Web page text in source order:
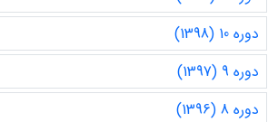
دوره 10 (1398)
دوره 9 (1397)
دوره 8 (1396)